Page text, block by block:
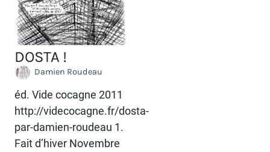
DOSTA !
Damien Roudeau
éd. Vide cocagne 2011
http://videcocagne.fr/dosta-
par-damien-roudeau 1.
Fait d’hiver Novembre